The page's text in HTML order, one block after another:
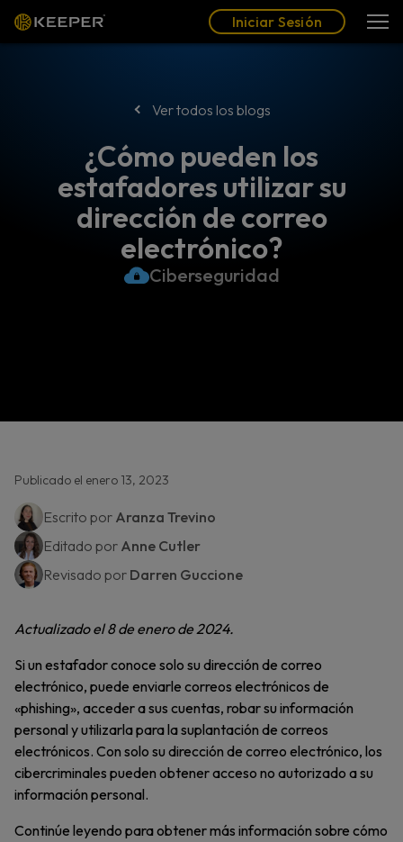
Iniciar Sesión
Ver todos los blogs
¿Cómo pueden los
estafadores utilizar su
dirección de correo
electrónico?
Ciberseguridad
Publicado el enero 13, 2023
Escrito por Aranza Trevino
Editado por Anne Cutler
Revisado por Darren Guccione
Actualizado el 8 de enero de 2024.
Si un estafador conoce solo su dirección de correo
electrónico, puede enviarle correos electrónicos de
«phishing», acceder a sus cuentas, robar su información
personal y utilizarla para la suplantación de correos
electrónicos. Con solo su dirección de correo electrónico, los
cibercriminales pueden obtener acceso no autorizado a su
información personal.
Continúe leyendo para obtener más información sobre cómo